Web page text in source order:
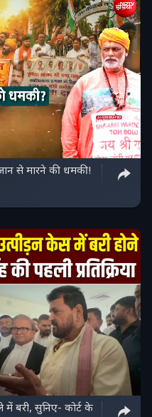
से मारने की धमकी!
बरी, सुनिए- कोर्ट के